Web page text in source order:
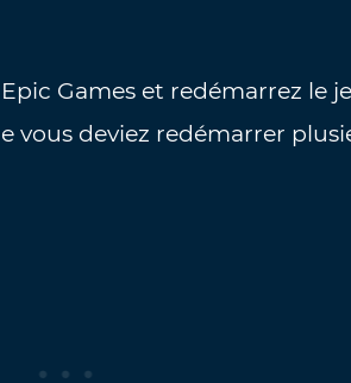
Games et redémarrez le
vous deviez redémarrer